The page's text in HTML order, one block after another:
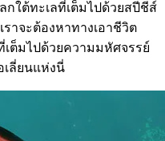
กใต้ทะเลที่เต็มไปด้วยสปีชีส์
าจะต้องหาทางเอาชีวิต
ต็มไปด้วยความมหัศจรรย์
เลี่ยนแห่งนี่